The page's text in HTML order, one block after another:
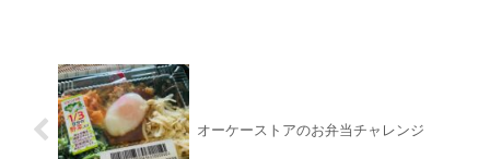
オーケーストアのお弁当チャレンジ